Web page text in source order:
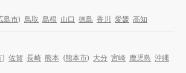
島市) 鳥取 島根 山口 徳島 香川 愛媛 高知
) 佐賀 長崎 熊本 (熊本市) 大分 宮崎 鹿児島 沖縄